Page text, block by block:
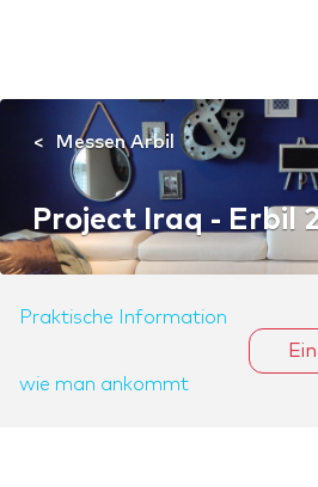
Messen Arbil
Project Iraq - Erbil
Praktische Information
wie man ankommt